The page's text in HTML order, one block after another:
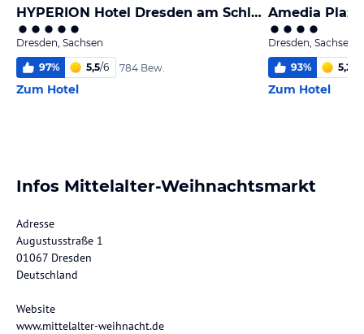
HYPERION Hotel Dresden am Schloss
Dresden, Sachsen
97% 5,5/6 784 Bew.
Zum Hotel
Dresden, Sachsen
93% 5,2
Zum Hotel
Infos Mittelalter-Weihnachtsmarkt
Adresse
Augustusstraße 1
01067 Dresden
Deutschland
Website
www.mittelalter-weihnacht.de